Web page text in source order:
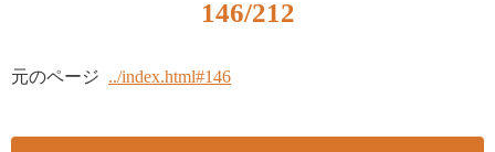
146/212
元のページ ../index.html#146